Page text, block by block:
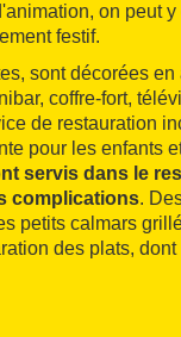
on peut
festif.
sont décorées
coffre-fort,
de restauration
pour les enfants
servis dans le
complications.
petits calmars
des plats,